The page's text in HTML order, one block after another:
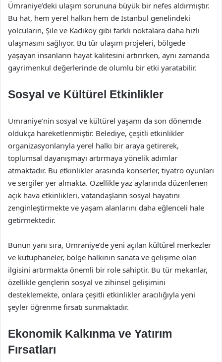
Ümraniye’deki ulaşım sorununa büyük bir nefes aldırmıştır.
Bu hat, hem yerel halkın hem de İstanbul genelindeki
yolcuların, Şile ve Kadıköy gibi farklı noktalara daha hızlı
ulaşmasını sağlıyor. Bu tür ulaşım projeleri, bölgede
yaşayan insanların hayat kalitesini artırırken, aynı zamanda
gayrimenkul değerlerinde de olumlu bir etki yaratabilir.
Sosyal ve Kültürel Etkinlikler
Ümraniye’nin sosyal ve kültürel yaşamı da son dönemde
oldukça hareketlenmiştir. Belediye, çeşitli etkinlikler
organizasyonlarıyla yerel halkı bir araya getirerek,
toplumsal dayanışmayı artırmaya yönelik adımlar
atmaktadır. Bu etkinlikler arasında konserler, tiyatro oyunları
ve sergiler yer almakta. Özellikle yaz aylarında düzenlenen
açık hava etkinlikleri, vatandaşların sosyal hayatını
zenginleştirmekte ve yaşam alanlarını daha eğlenceli hale
getirmektedir.
Bunun yanı sıra, Ümraniye’de yeni açılan kültürel merkezler
ve kütüphaneler, bölge halkının sanata ve gelişime olan
ilgisini artırmakta önemli bir role sahiptir. Bu tür mekanlar,
özellikle gençlerin sosyal ve zihinsel gelişimini
desteklemekte, onlara çeşitli etkinlikler aracılığıyla yeni
şeyler öğrenme fırsatı sunmaktadır.
Ekonomik Kalkınma ve Yatırım
Fırsatları